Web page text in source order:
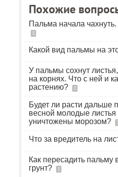
Похожие
Пальма начала
5
Какой вид пальмы на
У пальмы сохнут
на корнях. Что с ней и
растению?
2
Будет ли расти дальше
весной молодые
уничтожены морозом?
Что за вредитель на
Как пересадить пальму
грунт?
5